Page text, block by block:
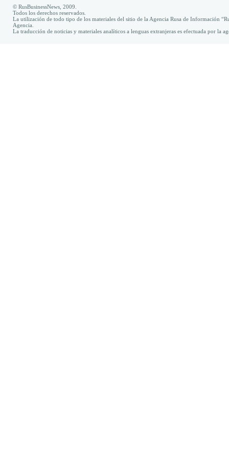
© RusBusinessNews, 2009.
Todos los derechos reservados.
La utilización de todo tipo de los materiales del sitio de la Agencia Rusa de Información
Agencia.
La traducción de noticias y materiales analíticos a lenguas extranjeras es efectuada por la